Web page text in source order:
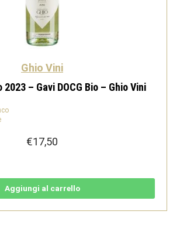
Ghio Vini
– Gavi DOCG Bio – Ghio Vini
€17,50
Aggiungi al carrello